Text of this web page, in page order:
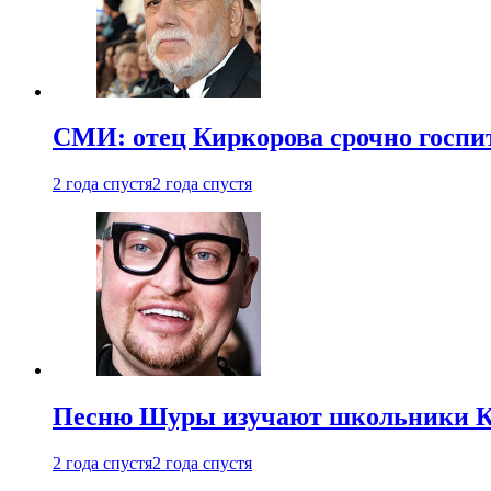
СМИ: отец Киркорова срочно
2 года спустя2 года спустя
Песню Шуры изучают школьники
2 года спустя2 года спустя